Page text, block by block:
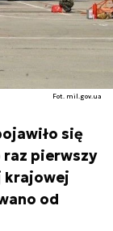
Fot. mil.gov.ua
się
pierwszy
krajowej
od